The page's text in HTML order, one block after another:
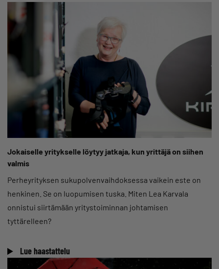
Jokaiselle yritykselle löytyy jatkaja, kun yrittäjä on siihen
valmis
Perheyrityksen sukupolvenvaihdoksessa vaikein este on
henkinen. Se on luopumisen tuska. Miten Lea Karvala
onnistui siirtämään yritystoiminnan johtamisen
tyttärelleen?
Lue haastattelu